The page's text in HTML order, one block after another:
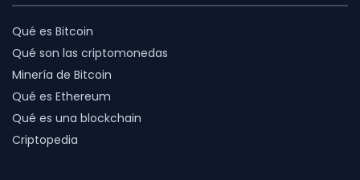
Qué es Bitcoin
Qué son las criptomonedas
Minería de Bitcoin
Qué es Ethereum
Qué es una blockchain
Criptopedia